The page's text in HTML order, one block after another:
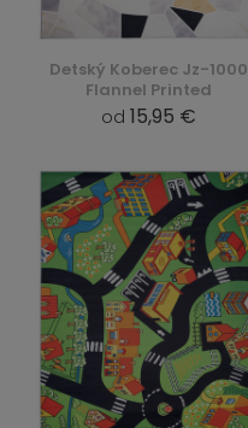
Detský Koberec Jz-1000
Flannel Printed
od 15,95 €